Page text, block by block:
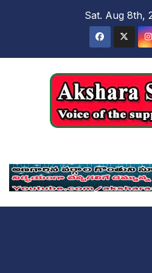
Sat. Aug 8th,